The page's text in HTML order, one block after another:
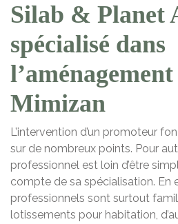
Silab & Planet
spécialisé dans
Mimizan
L’intervention d’un promoteur
sur de nombreux points. Pour
professionnel est loin d’être
compte de sa spécialisation. En
professionnels sont surtout
lotissements pour habitation,